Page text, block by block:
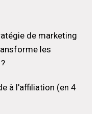
de marketing
les
à l'affiliation (en 4